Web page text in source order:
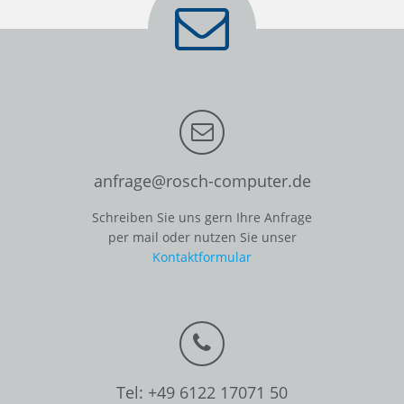
anfrage@rosch-computer.de
Schreiben Sie uns gern Ihre Anfrage
per mail oder nutzen Sie unser
Kontaktformular
Tel: +49 6122 17071 50